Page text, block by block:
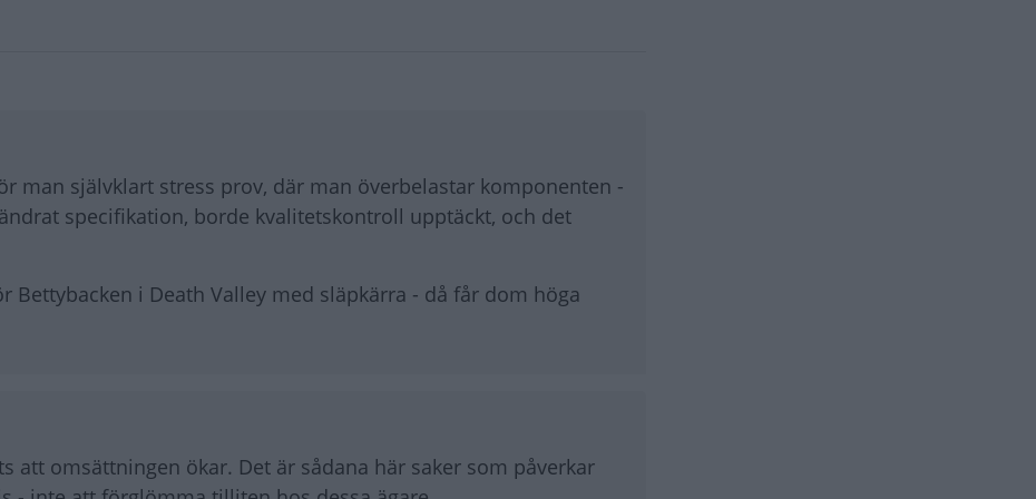
man självklart stress prov, där man överbelastar komponenten -
specifikation, borde kvalitetskontroll upptäckt, och det
Bettybacken i Death Valley med släpkärra - då får dom höga
att omsättningen ökar. Det är sådana här saker som påverkar